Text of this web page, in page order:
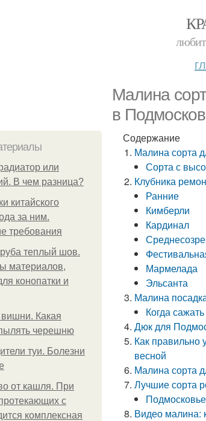
Малина
в
или
В чем разница?
китайского
за ним.
требования
теплый шов.
материалов,
конопатки и
Какая
черешню
туи. Болезни
от кашля. При
с
комплексная
Содержание
Малина сорта
Сорта с
Клубника
Ранние
Кимберли
Кардинал
Мармелада
Эльсанта
Малина
Когда сажать
Дюк для
Как правильно
весной
Малина сорта
Лучшие сорта
Подмосковье
Видео малина: